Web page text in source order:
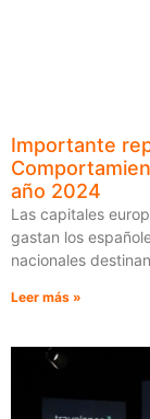
Importante
año 2024
Las capitales
gastan los
nacionales
Leer más »